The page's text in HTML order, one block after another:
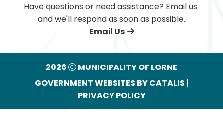
Have questions or need assistance? Email us
and we'll respond as soon as possible.
Email Us
2026
MUNICIPALITY OF LORNE
GOVERNMENT WEBSITES BY CATALIS |
PRIVACY POLICY